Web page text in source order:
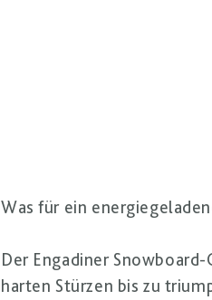
Was für ein
Der Engadiner
harten Stürzen bis zu